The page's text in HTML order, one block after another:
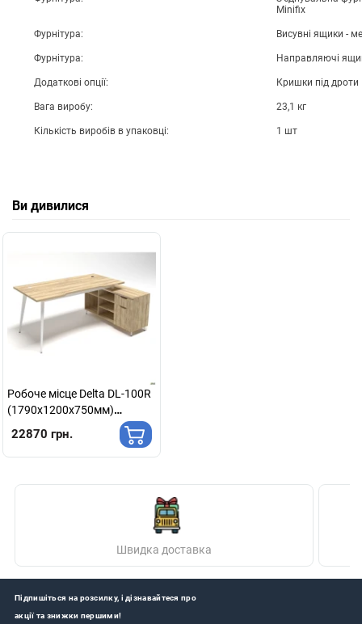
Minifix
Фурнітура: Висувні ящики -
Фурнітура: Направляючі
Додаткові опції: Кришки під дроти
Вага виробу: 23,1 кг
Кількість виробів в упаковці: 1 шт
Ви дивилися
Робоче місце Delta DL-100R
(1790х1200х750мм)
Блеквуд Ячмінний / Каркас
білий / Опора білий беж
22870 грн.
Швидка доставка
Підпишіться на розсилку, і дізнавайтеся про
акції та знижки першими!